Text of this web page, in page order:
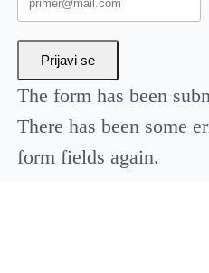
Prijavi se
The form has been
There has been some
form fields again.